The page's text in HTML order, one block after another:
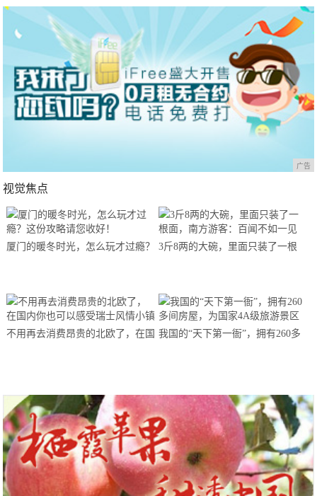
广告
视觉焦点
厦门的暖冬时光，怎么玩才过瘾？
3斤8两的大碗，里面只装了一根
不用再去消费昂贵的北欧了，在国 我国的“天下第一衙”，拥有260多